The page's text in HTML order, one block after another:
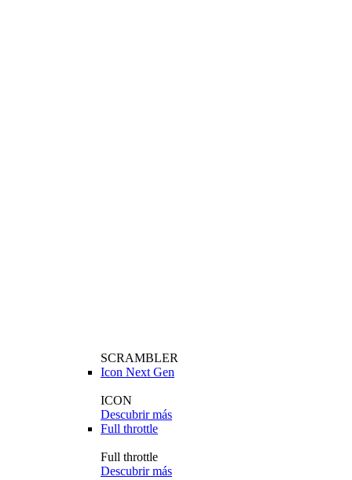
SCRAMBLER
Icon Next Gen
ICON
Descubrir más
Full throttle
Full throttle
Descubrir más